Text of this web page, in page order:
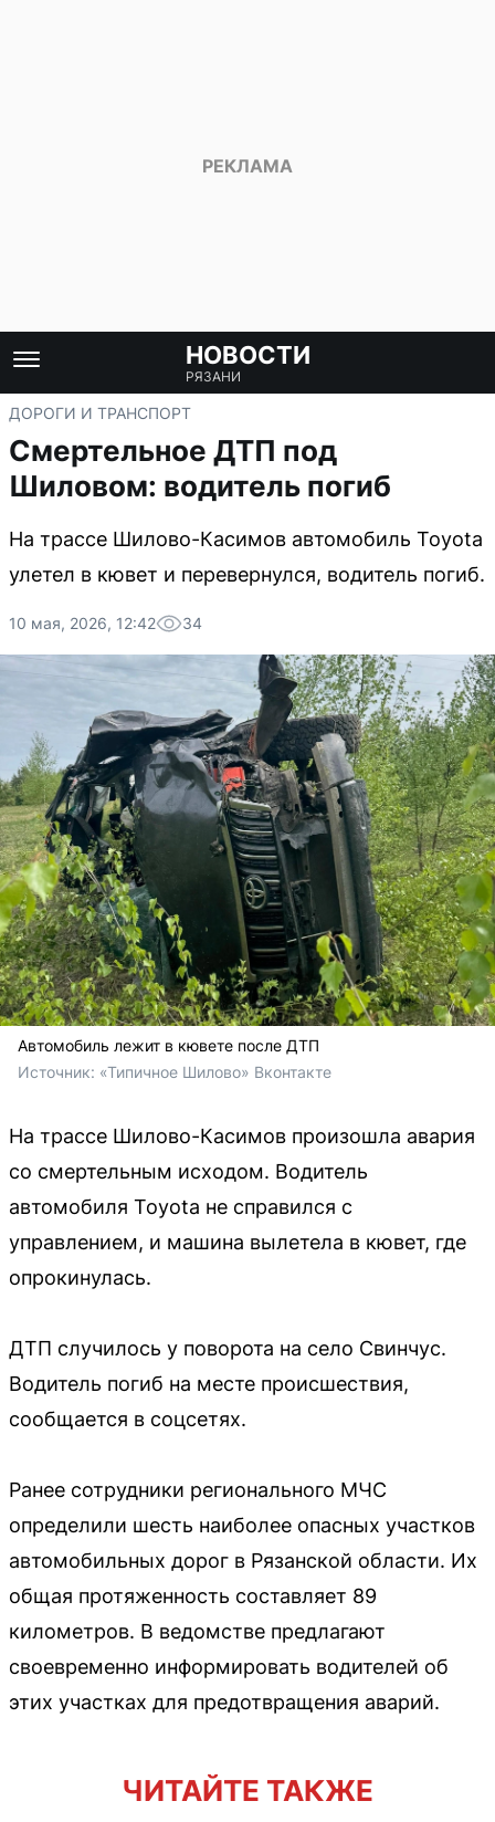
НОВОСТИ
РЯЗАНИ
ДОРОГИ И ТРАНСПОРТ
Смертельное ДТП под
Шиловом: водитель погиб
На трассе Шилово-Касимов автомобиль Toyota
улетел в кювет и перевернулся, водитель погиб.
10 мая, 2026, 12:42 34
Автомобиль лежит в кювете после ДТП
Источник: «Типичное Шилово» Вконтакте
На трассе Шилово-Касимов произошла авария
со смертельным исходом. Водитель
автомобиля Toyota не справился с
управлением, и машина вылетела в кювет, где
опрокинулась.
ДТП случилось у поворота на село Свинчус.
Водитель погиб на месте происшествия,
сообщается в соцсетях.
Ранее сотрудники регионального МЧС
определили шесть наиболее опасных участков
автомобильных дорог в Рязанской области. Их
общая протяженность составляет 89
километров. В ведомстве предлагают
своевременно информировать водителей об
этих участках для предотвращения аварий.
ЧИТАЙТЕ ТАКЖЕ